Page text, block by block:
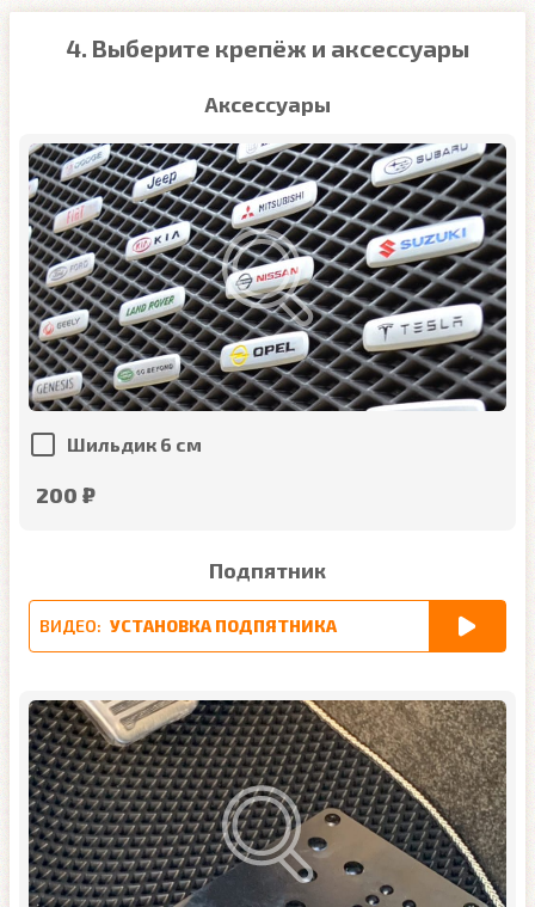
4. Выберите крепёж и аксессуары
Аксессуары
Шильдик 6 см
200 ₽
Подпятник
ВИДЕО: УСТАНОВКА ПОДПЯТНИКА